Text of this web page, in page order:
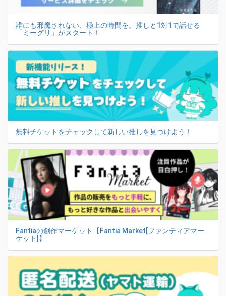
誰にも邪魔されない、極上の時間を。推しと1対1で話せる
「ミーグリ」がスタート！
無料チケットをチェックして新しい推しを見つけよう！
Fantiaの創作マーケット【Fantia Market[ファンティアマー
ケット]】